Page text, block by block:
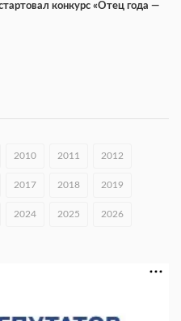
конкурс «Отец года —
2010 2011 2012
2017 2018 2019
2024 2025 2026